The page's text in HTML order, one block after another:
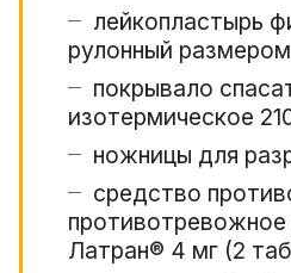
лейкопластырь
рулонный
покрывало
изотермическое
ножницы для
средство
Латран® 4 мг (2